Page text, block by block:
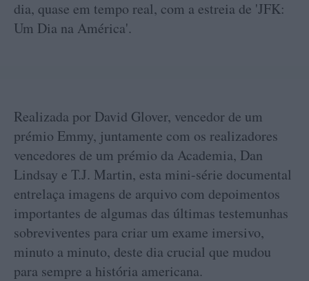
dia, quase em tempo real, com a estreia de 'JFK:
Um Dia na América'.
Realizada por David Glover, vencedor de um
prémio Emmy, juntamente com os realizadores
vencedores de um prémio da Academia, Dan
Lindsay e T.J. Martin, esta mini-série documental
entrelaça imagens de arquivo com depoimentos
importantes de algumas das últimas testemunhas
sobreviventes para criar um exame imersivo,
minuto a minuto, deste dia crucial que mudou
para sempre a história americana.